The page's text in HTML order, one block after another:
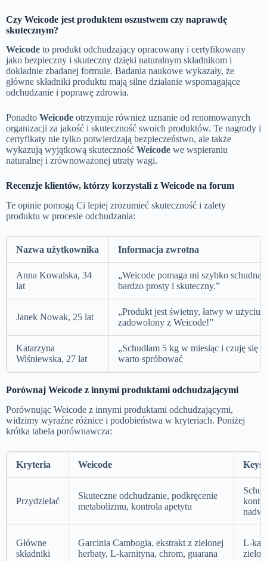
Czy Weicode jest produktem oszustwem czy naprawdę
skutecznym?
Weicode to produkt odchudzający opracowany i certyfikowany
jako bezpieczny i skuteczny dzięki naturalnym składnikom i
dokładnie zbadanej formule. Badania naukowe wykazały, że
główne składniki produktu mają silne działanie wspomagające
odchudzanie i poprawę zdrowia.
Ponadto Weicode otrzymuje również uznanie od renomowanych
organizacji za jakość i skuteczność swoich produktów. Te nagrody i
certyfikaty nie tylko potwierdzają bezpieczeństwo, ale także
wykazują wyjątkową skuteczność Weicode we wspieraniu
naturalnej i zrównoważonej utraty wagi.
Recenzje klientów, którzy korzystali z Weicode na forum
Te opinie pomogą Ci lepiej zrozumieć skuteczność i zalety
produktu w procesie odchudzania:
Nazwa użytkownika Informacja zwrotna
Anna Kowalska, 34
lat
„Weicode pomaga mi szybko
bardzo prosty i skuteczny.”
Janek Nowak, 25 lat
„Produkt jest świetny, łatwy w użyciu
zadowolony z Weicode!”
Katarzyna
Wiśniewska, 27 lat
„Schudłam 5 kg w miesiąc i czuję się
warto spróbować
Porównaj Weicode z innymi produktami odchudzającymi
Porównując Weicode z innymi produktami odchudzającymi,
widzimy wyraźne różnice i podobieństwa w kryteriach. Poniżej
krótka tabela porównawcza:
Kryteria Weicode
Przydzielać
Skuteczne odchudzanie, podkręcenie
metabolizmu, kontrola apetytu
Główne
składniki
Garcinia Cambogia, ekstrakt z zielonej
herbaty, L-karnityna, chrom, guarana
L-